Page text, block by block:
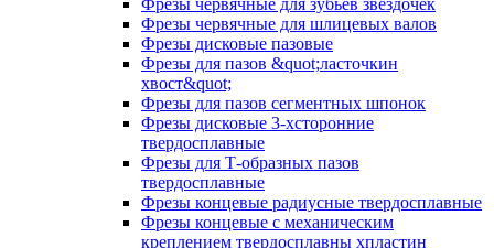
Фрезы червячные для зубьев звездочек
Фрезы червячные для шлицевых валов
Фрезы дисковые пазовые
Фрезы для пазов &quot;ласточкин
хвост&quot;
Фрезы для пазов сегментных шпонок
Фрезы дисковые 3-хсторонние
твердосплавные
Фрезы для Т-образных пазов
твердосплавные
Фрезы концевые радиусные твердосплавные
Фрезы концевые с механическим
креплением твердосплавны хпластин